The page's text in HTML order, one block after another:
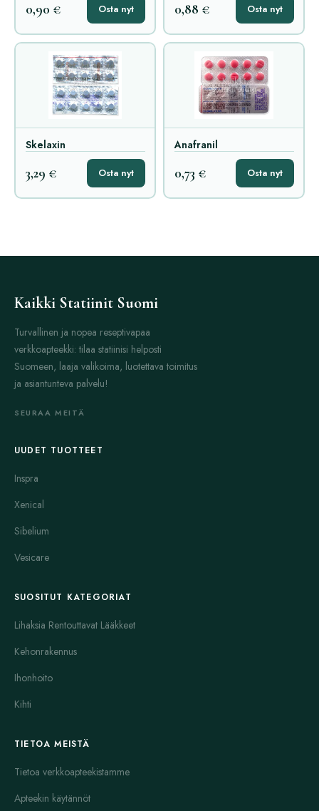
0,90 € Osta nyt 0,88 € Osta nyt
Skelaxin
3,29 € Osta nyt
Anafranil
0,73 € Osta nyt
Kaikki Statiinit Suomi
Turvallinen ja nopea reseptivapaa
verkkoapteekki: tilaa statiinisi helposti
Suomeen, laaja valikoima, luotettava toimitus
ja asiantunteva palvelu!
SEURAA MEITÄ
UUDET TUOTTEET
Inspra
Xenical
Sibelium
Vesicare
SUOSITUT KATEGORIAT
Lihaksia Rentouttavat Lääkkeet
Kehonrakennus
Ihonhoito
Kihti
TIETOA MEISTÄ
Tietoa verkkoapteekistamme
Apteekin käytännöt